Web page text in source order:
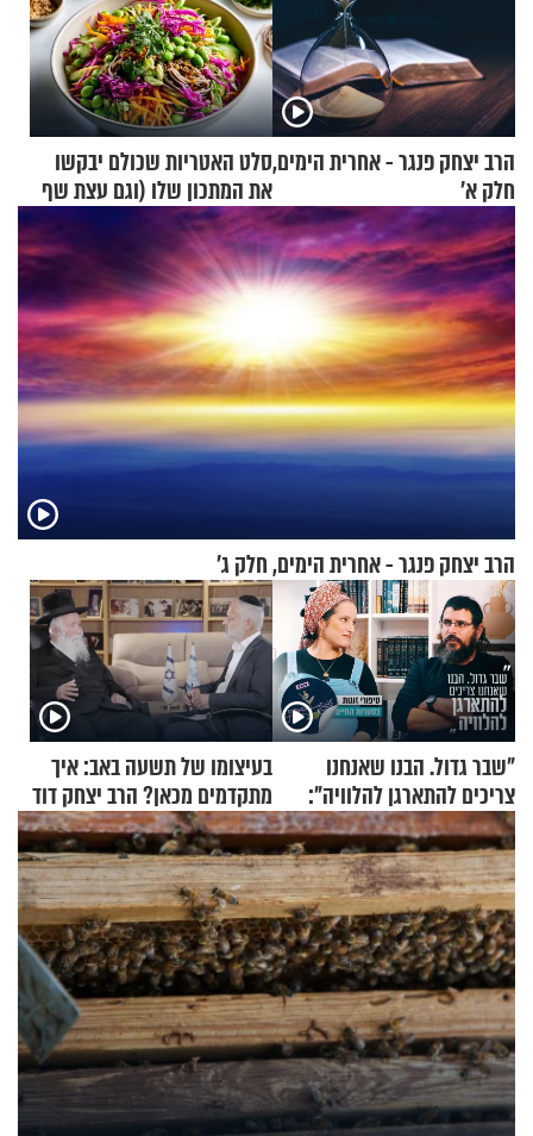
הרב יצחק פנגר - אחרית הימים,
חלק א’
סלט האטריות שכולם יבקשו
את המתכון שלו (וגם עצת שף
להגשת הרוטב)
הרב יצחק פנגר - אחרית הימים, חלק ג’
"שבר גדול. הבנו שאנחנו
צריכים להתארגן להלוויה":
זוגיות במבחן, הפעם עם מרים
וגד דנינו
בעיצומו של תשעה באב: איך
מתקדמים מכאן? הרב יצחק דוד
גרוסמן בשיחה מיוחדת